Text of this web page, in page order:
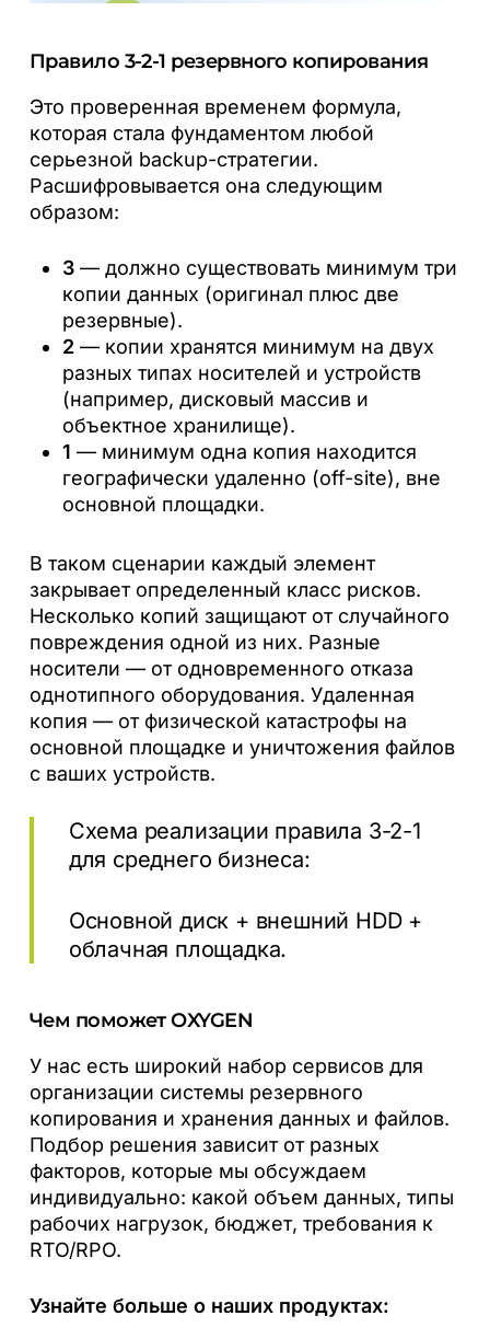
Правило 3-2-1 резервного копирования
Это проверенная временем формула,
которая стала фундаментом любой
серьезной backup-стратегии.
Расшифровывается она следующим
образом:
3— должно существовать минимум три
копии данных (оригинал плюс две
резервные).
2— копии хранятся минимум на двух
разных типах носителей и устройств
(например, дисковый массив и
объектное хранилище).
1 — минимум одна копия находится
географически удаленно (off-site), вне
основной площадки.
В таком сценарии каждый элемент
закрывает определенный класс рисков.
Несколько копий защищают от случайного
повреждения одной из них. Разные
носители — от одновременного отказа
однотипного оборудования. Удаленная
копия — от физической катастрофы на
основной площадке и уничтожения файлов
с ваших устройств.
Схема реализации правила 3-2-1
для среднего бизнеса:
Основной диск + внешний HDD +
облачная площадка.
Чем поможет OXYGEN
У нас есть широкий набор сервисов для
организации системы резервного
копирования и хранения данных и файлов.
Подбор решения зависит от разных
факторов, которые мы обсуждаем
индивидуально: какой объем данных, типы
рабочих нагрузок, бюджет, требования к
RTO/RPO.
Узнайте больше о наших продуктах: